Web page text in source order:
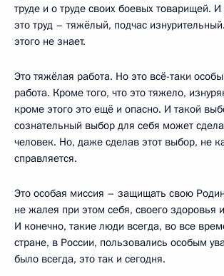
труде и о труде своих боевых товарищей. И
это труд – тяжёлый, подчас
этого не знает.
Это тяжёлая работа. Но это всё-таки
работа. Кроме того, что это тяжело,
кроме этого это ещё и опасно. И такой
сознательный выбор для себя может
человек. Но, даже сделав этот выбор, не
справляется.
Это особая миссия – защищать свою
не жалея при этом себя, своего здоровья
И конечно, такие люди всегда, во все
стране, в России, пользовались особым
было всегда, это так и сегодня.